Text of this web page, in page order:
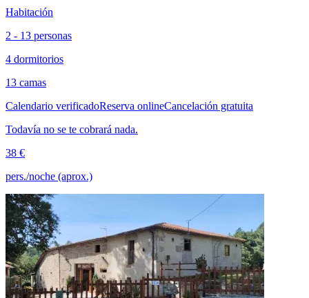
Habitación
2 - 13 personas
4 dormitorios
13 camas
Calendario verificadoReserva onlineCancelación gratuita
Todavía no se te cobrará nada.
38 €
pers./noche (aprox.)